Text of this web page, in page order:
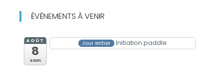
ÉVÈNEMENTS À VENIR
AOÛT
8
sam
Jour entier Initiation paddle